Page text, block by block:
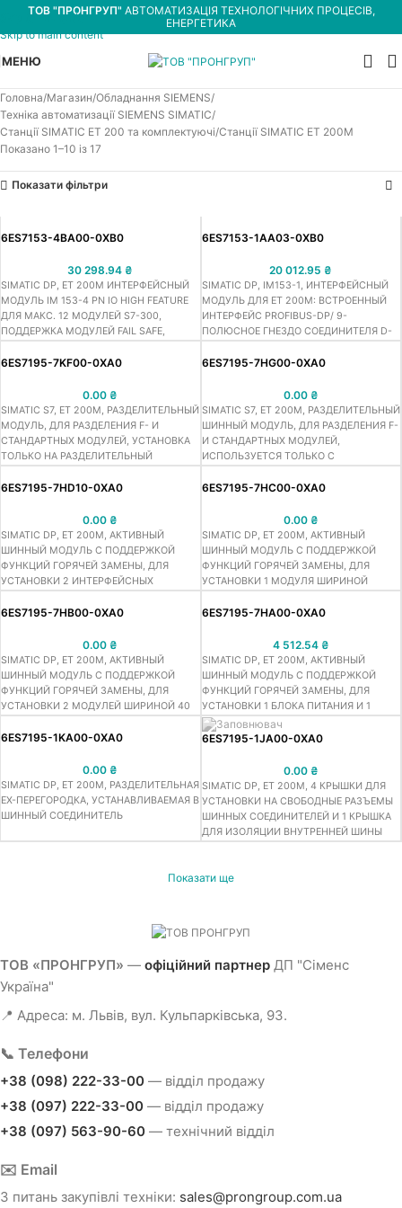
Skip to navigation
Skip to main content
ТОВ "ПРОНГРУП" АВТОМАТИЗАЦІЯ ТЕХНОЛОГІЧНИХ ПРОЦЕСІВ,
ЕНЕРГЕТИКА
МЕНЮ
Головна Магазин Обладнання SIEMENS
Техніка автоматизації SIEMENS SIMATIC
Станції SIMATIC ET 200 та комплектуючі Станції SIMATIC ET 200M
Показано 1–10 із 17
Показати фільтри
6ES7153-4BA00-0XB0
30 298.94 ₴
SIMATIC DP, ET 200M ИНТЕРФЕЙСНЫЙ
МОДУЛЬ IM 153-4 PN IO HIGH FEATURE
ДЛЯ МАКС. 12 МОДУЛЕЙ S7-300,
ПОДДЕРЖКА МОДУЛЕЙ FAIL SAFE,
ПРОТОКОЛ MEDIUM REDUNDANCY
6ES7153-1AA03-0XB0
20 012.95 ₴
SIMATIC DP, IM153-1, ИНТЕРФЕЙСНЫЙ
МОДУЛЬ ДЛЯ ET 200M: ВСТРОЕННЫЙ
ИНТЕРФЕЙС PROFIBUS-DP/ 9-
ПОЛЮСНОЕ ГНЕЗДО СОЕДИНИТЕЛЯ D-
СИГНАЛЬНЫХ МОДУЛЕЙ S7-300 НА
6ES7195-7KF00-0XA0
0.00 ₴
SIMATIC S7, ET 200M, РАЗДЕЛИТЕЛЬНЫЙ
МОДУЛЬ, ДЛЯ РАЗДЕЛЕНИЯ F- И
СТАНДАРТНЫХ МОДУЛЕЙ, УСТАНОВКА
ТОЛЬКО НА РАЗДЕЛИТЕЛЬНЫЙ
6ES7195-7HG00-0XA0
0.00 ₴
SIMATIC S7, ET 200M, РАЗДЕЛИТЕЛЬНЫЙ
ШИННЫЙ МОДУЛЬ, ДЛЯ РАЗДЕЛЕНИЯ F-
И СТАНДАРТНЫХ МОДУЛЕЙ,
ИСПОЛЬЗУЕТСЯ ТОЛЬКО С
6ES7195-7HD10-0XA0
0.00 ₴
SIMATIC DP, ET 200M, АКТИВНЫЙ
ШИННЫЙ МОДУЛЬ С ПОДДЕРЖКОЙ
ФУНКЦИЙ ГОРЯЧЕЙ ЗАМЕНЫ, ДЛЯ
УСТАНОВКИ 2 ИНТЕРФЕЙСНЫХ
ПОДДЕРЖКОЙ ФУНКЦИЙ РАБОТЫ В
6ES7195-7HC00-0XA0
0.00 ₴
SIMATIC DP, ET 200M, АКТИВНЫЙ
ШИННЫЙ МОДУЛЬ С ПОДДЕРЖКОЙ
ФУНКЦИЙ ГОРЯЧЕЙ ЗАМЕНЫ, ДЛЯ
УСТАНОВКИ 1 МОДУЛЯ ШИРИНОЙ
6ES7195-7HB00-0XA0
0.00 ₴
SIMATIC DP, ET 200M, АКТИВНЫЙ
ШИННЫЙ МОДУЛЬ С ПОДДЕРЖКОЙ
ФУНКЦИЙ ГОРЯЧЕЙ ЗАМЕНЫ, ДЛЯ
УСТАНОВКИ 2 МОДУЛЕЙ ШИРИНОЙ 40
6ES7195-7HA00-0XA0
4 512.54 ₴
SIMATIC DP, ET 200M, АКТИВНЫЙ
ШИННЫЙ МОДУЛЬ С ПОДДЕРЖКОЙ
ФУНКЦИЙ ГОРЯЧЕЙ ЗАМЕНЫ, ДЛЯ
УСТАНОВКИ 1 БЛОКА ПИТАНИЯ И 1
ИНТЕРФЕЙСНОГО МОДУЛЯ IM153
6ES7195-1KA00-0XA0
0.00 ₴
SIMATIC DP, ET 200M, РАЗДЕЛИТЕЛЬНАЯ
EX-ПЕРЕГОРОДКА, УСТАНАВЛИВАЕМАЯ В
ШИННЫЙ СОЕДИНИТЕЛЬ
6ES7195-1JA00-0XA0
0.00 ₴
SIMATIC DP, ET 200M, 4 КРЫШКИ ДЛЯ
УСТАНОВКИ НА СВОБОДНЫЕ РАЗЪЕМЫ
ШИННЫХ СОЕДИНИТЕЛЕЙ И 1 КРЫШКА
ДЛЯ ИЗОЛЯЦИИ ВНУТРЕННЕЙ ШИНЫ
Показати ще
ТОВ «ПРОНГРУП» — офіційний партнер ДП "Сіменс
Україна"
📍 Адреса: м. Львів, вул. Кульпарківська, 93.
📞 Телефони
+38 (098) 222-33-00 — відділ продажу
+38 (097) 222-33-00 — відділ продажу
+38 (097) 563-90-60 — технічний відділ
✉️ Email
З питань закупівлі техніки: sales@prongroup.com.ua